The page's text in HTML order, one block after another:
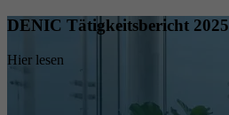
DENIC Tätigkeitsbericht 2025
Hier lesen